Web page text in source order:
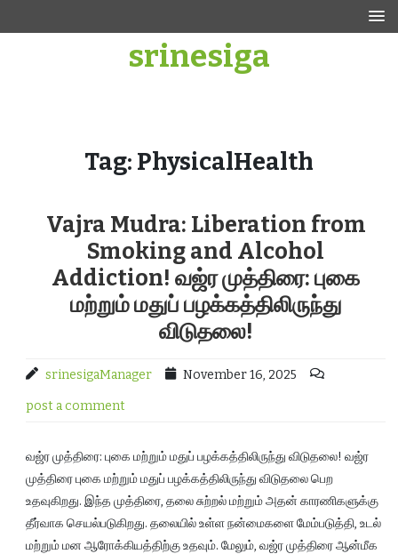
srinesiga
Tag: PhysicalHealth
Vajra Mudra: Liberation from
Smoking and Alcohol
Addiction! வஜ்ர முத்திரை: புகை
மற்றும் மதுப் பழக்கத்திலிருந்து
விடுதலை!
srinesigaManager November 16, 2025
post a comment
வஜ்ர முத்திரை: புகை மற்றும் மதுப் பழக்கத்திலிருந்து விடுதலை! வஜ்ர
முத்திரை புகை மற்றும் மதுப் பழக்கத்திலிருந்து விடுதலை பெற
உதவுகிறது. இந்த முத்திரை, தலை சுற்றல் மற்றும் அதன் காரணிகளுக்கு
தீர்வாக செயல்படுகிறது. தலையில் உள்ள நன்மைகளை மேம்படுத்தி, உடல்
மற்றும் மன ஆரோக்கியத்திற்கு உதவும். மேலும், வஜ்ர முத்திரை ஆன்மீக